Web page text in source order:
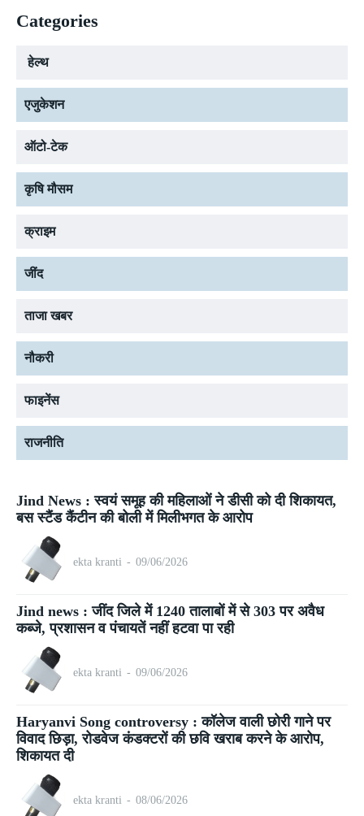
Categories
हेल्थ
एजुकेशन
ऑटो-टेक
कृषि मौसम
क्राइम
जींद
ताजा खबर
नौकरी
फाइनेंस
राजनीति
Jind News : स्वयं समूह की महिलाओं ने डीसी को दी शिकायत,
बस स्टैंड कैंटीन की बोली में मिलीभगत के आरोप
ekta kranti - 09/06/2026
Jind news : जींद जिले में 1240 तालाबों में से 303 पर अवैध
कब्जे, प्रशासन व पंचायतें नहीं हटवा पा रही
ekta kranti - 09/06/2026
Haryanvi Song controversy : कॉलेज वाली छोरी गाने पर
विवाद छिड़ा, रोडवेज कंडक्टरों की छवि खराब करने के आरोप,
शिकायत दी
ekta kranti - 08/06/2026